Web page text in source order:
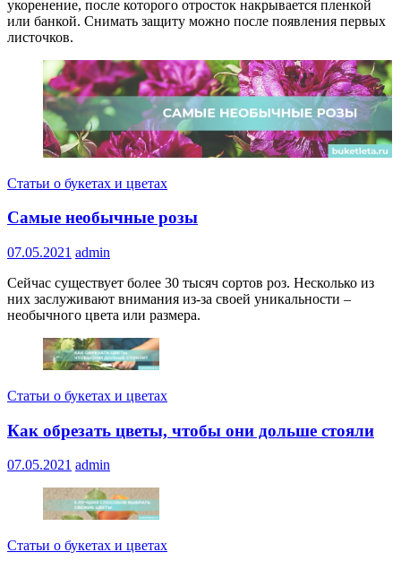
укоренение, после которого отросток накрывается пленкой
или банкой. Снимать защиту можно после появления первых
листочков.
Статьи о букетах и цветах
Самые необычные розы
07.05.2021 admin
Сейчас существует более 30 тысяч сортов роз. Несколько из
них заслуживают внимания из-за своей уникальности –
необычного цвета или размера.
Статьи о букетах и цветах
Как обрезать цветы, чтобы они дольше стояли
07.05.2021 admin
Статьи о букетах и цветах